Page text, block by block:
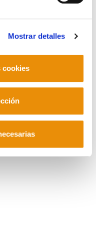
Mostrar detalles
cookies
DEL SITIO
ACCESIBILIDAD
Fundazioa
-